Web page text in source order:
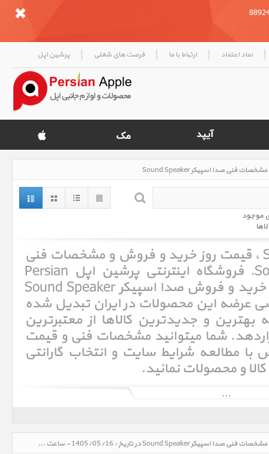
| نماد اعتماد | ارتباط با ما | فرصت های شغلی | پرشین اپل
موجود
صدا اسپیکر Sound Speaker ، قیمت روز خرید و فروش و مشخصات فنی
صدا اسپیکر Sound Speaker. فروشگاه اینترنتی پرشین اپل Persian
Apple با سالها تجربه در امر خرید و فروش صدا اسپیکر Sound Speaker
عرضه این محصولات در ایران تبدیل شده
و جدیدترین کالاها از معتبرترین
قراردهد. شما میتوانید مشخصات فنی و قیمت
با مطالعه شرایط سایت و انتخاب گارانتی
و محصولات نمائید.
صدا اسپیکر Sound Speaker، قیمت روز خرید و فروش و مشخصات فنی صدا اسپیکر Sound Speaker در تاریخ : 1405/05/16 - ساعت : 17:09